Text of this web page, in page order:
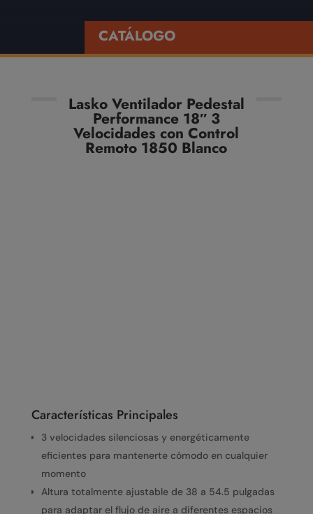
CATÁLOGO
Lasko Ventilador Pedestal
Performance 18″ 3
Velocidades con Control
Remoto 1850 Blanco
Características Principales
3 velocidades silenciosas y energéticamente
eficientes para mantenerte cómodo en cualquier
momento
Altura totalmente ajustable de 38 a 54.5 pulgadas
para adaptar el flujo de aire a diferentes espacios